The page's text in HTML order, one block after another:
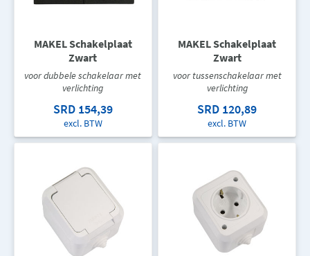
MAKEL Schakelplaat
Zwart
voor dubbele schakelaar met
verlichting
SRD 154,39
excl. BTW
MAKEL Schakelplaat
Zwart
voor tussenschakelaar met
verlichting
SRD 120,89
excl. BTW